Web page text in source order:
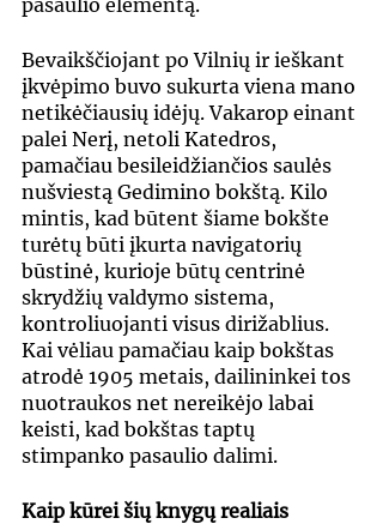
pasaulio elementą.
Bevaikščiojant po Vilnių ir ieškant
įkvėpimo buvo sukurta viena mano
netikėčiausių idėjų. Vakarop einant
palei Nerį, netoli Katedros,
pamačiau besileidžiančios saulės
nušviestą Gedimino bokštą. Kilo
mintis, kad būtent šiame bokšte
turėtų būti įkurta navigatorių
būstinė, kurioje būtų centrinė
skrydžių valdymo sistema,
kontroliuojanti visus dirižablius.
Kai vėliau pamačiau kaip bokštas
atrodė 1905 metais, dailininkei tos
nuotraukos net nereikėjo labai
keisti, kad bokštas taptų
stimpanko pasaulio dalimi.
Kaip kūrei šių knygų realiais